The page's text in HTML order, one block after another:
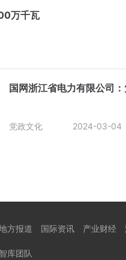
万千瓦
国网浙江省电力有限公司
党政文化 2024-03-04
方报道 国际资讯 产业财经
智库团队